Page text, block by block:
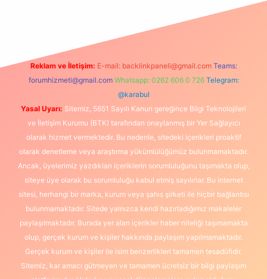
Reklam ve İletişim: E-mail: backlinkpaneli@gmail.com Teams:
forumhizmeti@gmail.com Whatsapp: 0262 606 0 726 Telegram:
@karabul
Yasal Uyarı: Sitemiz, 5651 Sayılı Kanun gereğince Bilgi Teknolojileri
ve İletişim Kurumu (BTK) tarafından onaylanmış bir Yer Sağlayıcı
olarak hizmet vermektedir. Bu nedenle, sitedeki içerikleri proaktif
olarak denetleme veya araştırma yükümlülüğümüz bulunmamaktadır.
Ancak, üyelerimiz yazdıkları içeriklerin sorumluluğunu taşımakta olup,
siteye üye olarak bu sorumluluğu kabul etmiş sayılırlar. Bu internet
sitesi, herhangi bir marka, kurum veya şahıs şirketi ile hiçbir bağlantısı
bulunmamaktadır. Sitede yalnızca kendi hazırladığımız makaleler
paylaşılmaktadır. Burada yer alan içerikler haber niteliği taşımamakta
olup, gerçek kurum ve kişiler hakkında paylaşım yapılmamaktadır.
Gerçek kurum ve kişiler ile isim benzerlikleri tamamen tesadüfidir.
Sitemiz, kar amacı gütmeyen ve tamamen ücretsiz bir bilgi paylaşım